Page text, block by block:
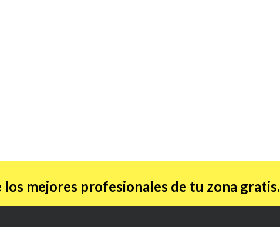
mejores profesionales de tu zona gratis.